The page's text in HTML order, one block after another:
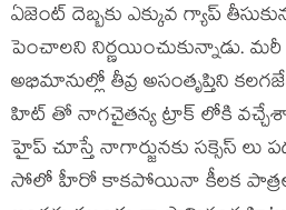
ఏజెంట్ దెబ్బకు ఎక్కువ గ్యాప్
పెంచాలని నిర్ణయించుకున్నాడు.
అభిమానుల్లో తీవ్ర అసంతృప్తిని
హిట్ తో నాగచైతన్య ట్రాక్ లోకి
హైప్ చూస్తే నాగార్జునకు సక్సెస్
సోలో హీరో కాకపోయినా కీలక పాత్రలు